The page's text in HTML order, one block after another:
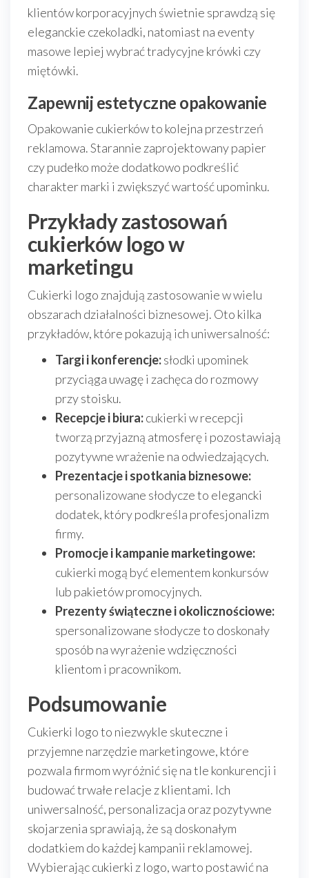
klientów korporacyjnych świetnie sprawdzą się
eleganckie czekoladki, natomiast na eventy
masowe lepiej wybrać tradycyjne krówki czy
miętówki.
Zapewnij estetyczne opakowanie
Opakowanie cukierków to kolejna przestrzeń
reklamowa. Starannie zaprojektowany papier
czy pudełko może dodatkowo podkreślić
charakter marki i zwiększyć wartość upominku.
Przykłady zastosowań
cukierków logo w
marketingu
Cukierki logo znajdują zastosowanie w wielu
obszarach działalności biznesowej. Oto kilka
przykładów, które pokazują ich uniwersalność:
Targi i konferencje:słodki upominek
przyciąga uwagę i zachęca do rozmowy
przy stoisku.
Recepcje i biura:cukierki w recepcji
tworzą przyjazną atmosferę i pozostawiają
pozytywne wrażenie na odwiedzających.
Prezentacje i spotkania biznesowe:
personalizowane słodycze to elegancki
dodatek, który podkreśla profesjonalizm
firmy.
Promocje i kampanie marketingowe:
cukierki mogą być elementem konkursów
lub pakietów promocyjnych.
Prezenty świąteczne i okolicznościowe:
spersonalizowane słodycze to doskonały
sposób na wyrażenie wdzięczności
klientom i pracownikom.
Podsumowanie
Cukierki logo to niezwykle skuteczne i
przyjemne narzędzie marketingowe, które
pozwala firmom wyróżnić się na tle konkurencji i
budować trwałe relacje z klientami. Ich
uniwersalność, personalizacja oraz pozytywne
skojarzenia sprawiają, że są doskonałym
dodatkiem do każdej kampanii reklamowej.
Wybierając cukierki z logo, warto postawić na